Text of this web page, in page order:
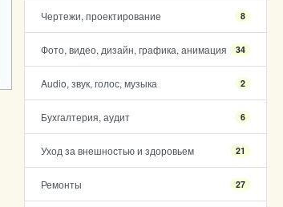
Чертежи, проектирование 8
Фото, видео, дизайн, графика, анимация 34
Audio, звук, голос, музыка 2
Бухгалтерия, аудит 6
Уход за внешностью и здоровьем 21
Ремонты 27